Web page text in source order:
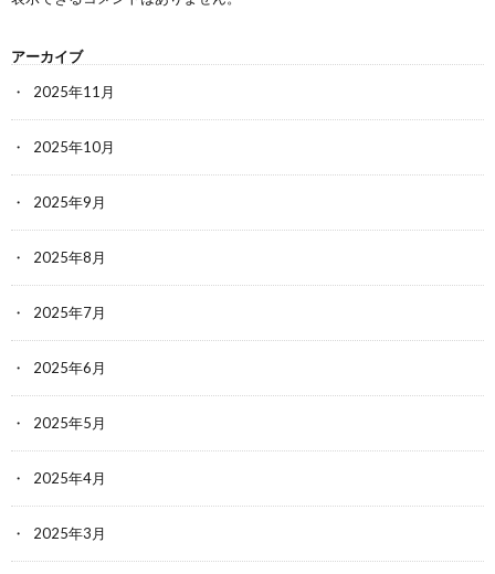
アーカイブ
2025年11月
2025年10月
2025年9月
2025年8月
2025年7月
2025年6月
2025年5月
2025年4月
2025年3月